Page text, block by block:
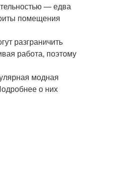
— едва
помещения
разграничить
работа, поэтому
модная
о них